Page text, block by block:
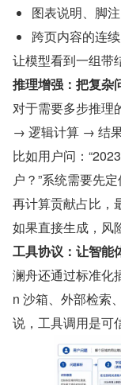
图表说明、脚
跨页内容的连续
让模型看到一组带
推理增强：把复杂
对于需要多步推理
→ 逻辑计算 → 结果
比如用户问：
户？”系统需要先
再计算贡献占比，
如果直接生成，风
工具协议：让智能
澜舟还通过标准化
n 沙箱、外部检索
说，工具调用是可